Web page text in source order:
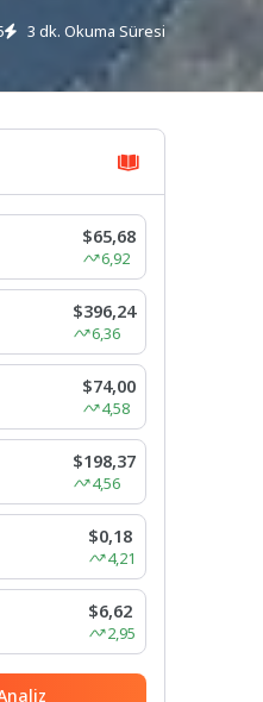
3 dk. Okuma Süresi
$65,68
6,92
$396,24
6,36
$74,00
4,58
$198,37
4,56
$0,18
4,21
$6,62
2,95